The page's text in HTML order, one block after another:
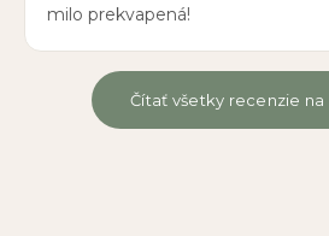
milo prekvapená!
Čítať všetky recenzie